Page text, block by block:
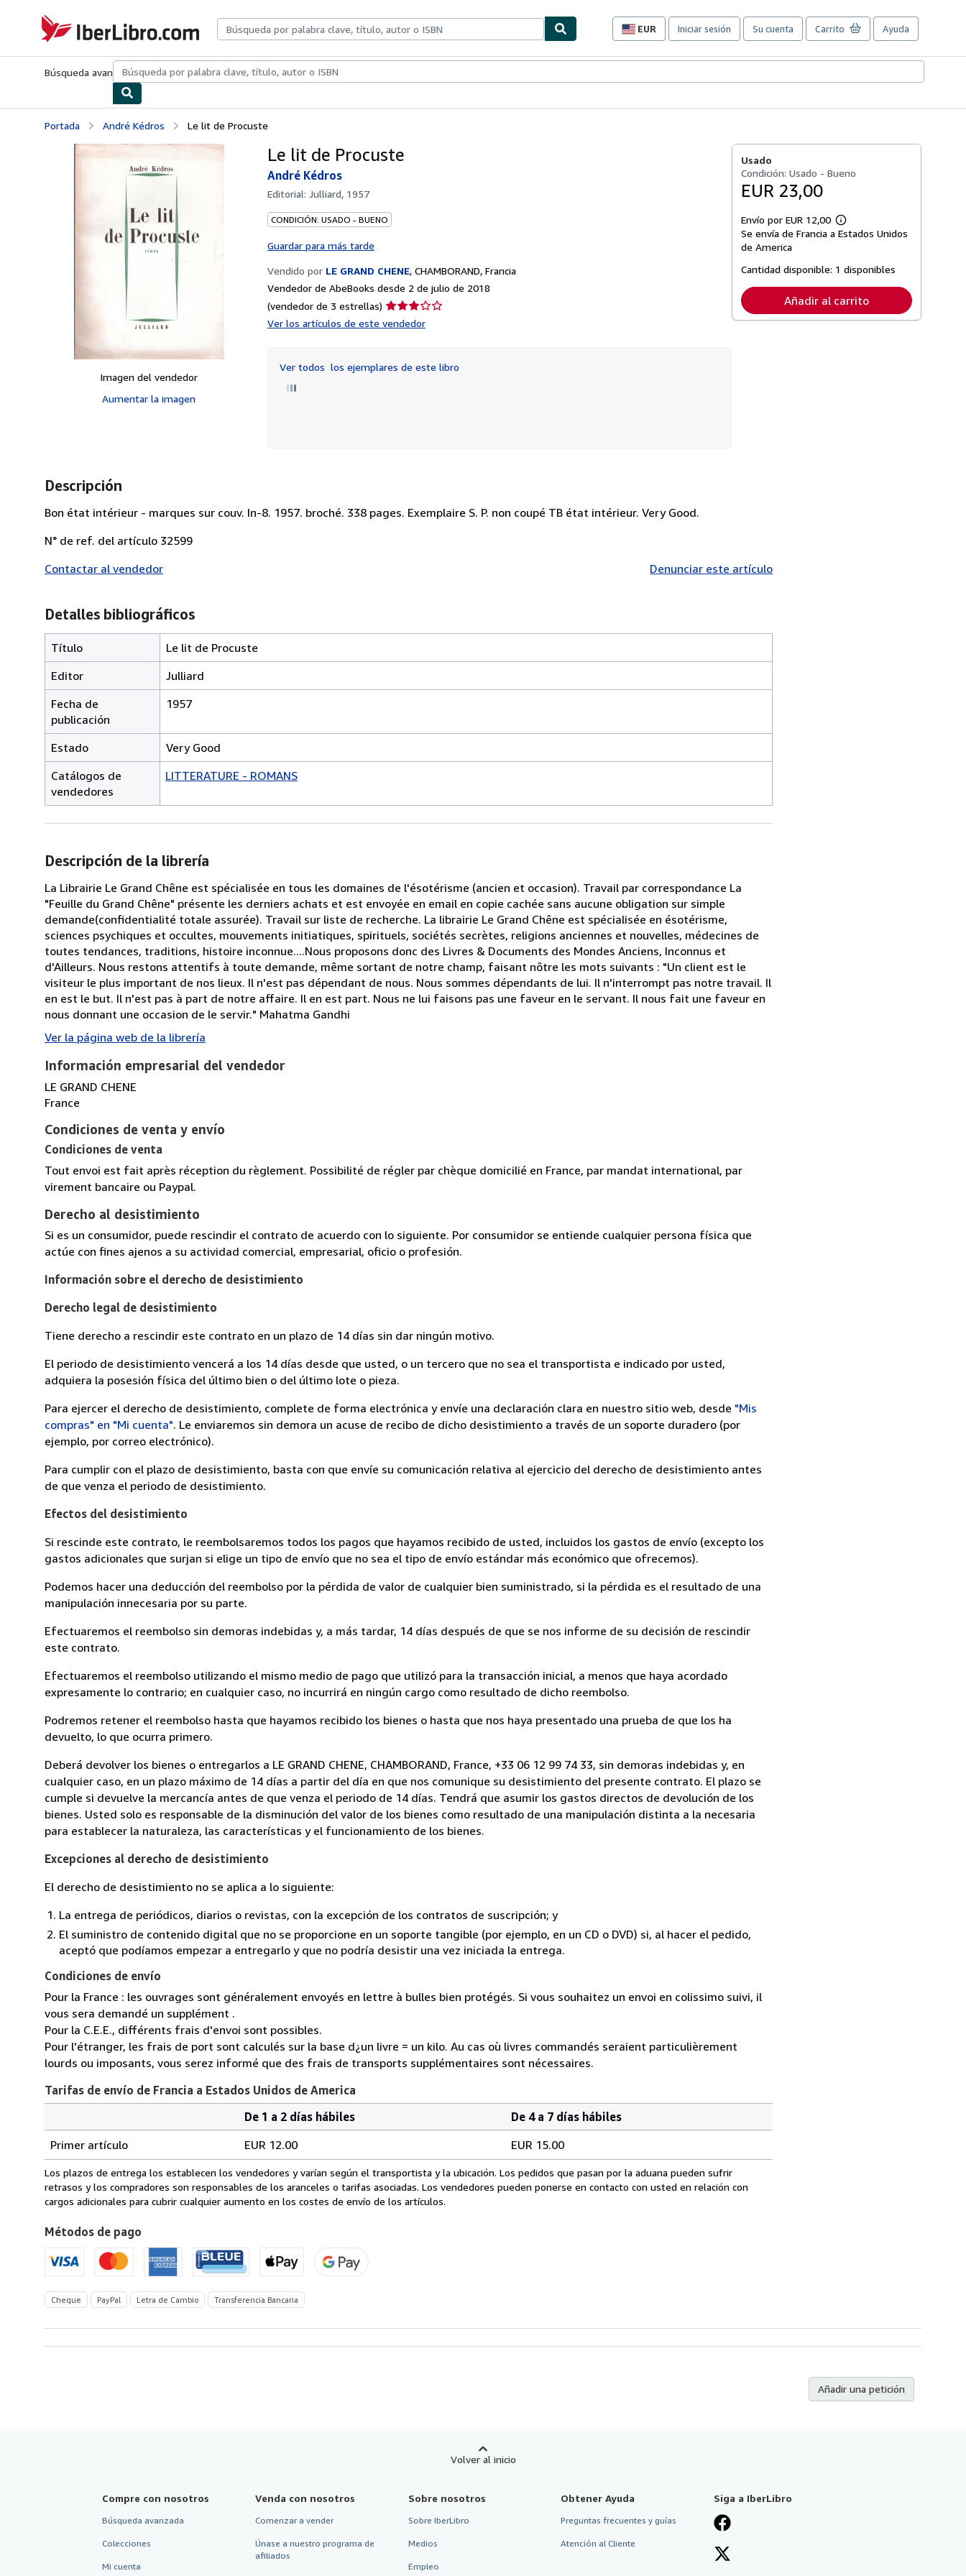
IberLibro.com
EUR
Preferencias
compra
sitio.
Iniciar sesión Su cuenta Carrito Ayuda
Búsqueda avanzadaColecciones Libros antiguosArte y coleccionismo
Portada André Kédros Le lit de Procuste
Imagen del vendedor
Aumentar la imagen
Le lit de Procuste
André Kédros
Editorial: Julliard, 1957
CONDICIÓN: USADO - BUENO
Guardar para más tarde
Vendido por LE GRAND CHENE, CHAMBORAND, Francia
Vendedor de AbeBooks desde 2 de julio de 2018
(vendedor de 3 estrellas) Calificación
Ver los artículos de este vendedor
Ver todos los ejemplares de este libro
Usado
Condición: Usado - Bueno
EUR 23,00
Envío por EUR 12,00
Más
información
tarifas
envío
Se envía de Francia a Estados Unidos
de America
Cantidad disponible: 1 disponibles
Añadir al carrito
Descripción
Bon état intérieur - marques sur couv. In-8. 1957. broché. 338 pages. Exemplaire S. P. non coupé TB état intérieur. Very Good.
N° de ref. del artículo 32599
Contactar al vendedor
Denunciar este artículo
Detalles bibliográficos
Título
Le lit de Procuste
Editor
Julliard
Fecha de
publicación
1957
Estado
Very Good
Catálogos de
vendedores
LITTERATURE - ROMANS
Descripción de la librería
La Librairie Le Grand Chêne est spécialisée en tous les domaines de l'ésotérisme (ancien et occasion). Travail par correspondance La
"Feuille du Grand Chêne" présente les derniers achats et est envoyée en email en copie cachée sans aucune obligation sur simple
demande(confidentialité totale assurée). Travail sur liste de recherche. La librairie Le Grand Chêne est spécialisée en ésotérisme,
sciences psychiques et occultes, mouvements initiatiques, spirituels, sociétés secrètes, religions anciennes et nouvelles, médecines de
toutes tendances, traditions, histoire inconnue....Nous proposons donc des Livres & Documents des Mondes Anciens, Inconnus et
d'Ailleurs. Nous restons attentifs à toute demande, même sortant de notre champ, faisant nôtre les mots suivants : "Un client est le
visiteur le plus important de nos lieux. Il n'est pas dépendant de nous. Nous sommes dépendants de lui. Il n'interrompt pas notre travail. Il
en est le but. Il n'est pas à part de notre affaire. Il en est part. Nous ne lui faisons pas une faveur en le servant. Il nous fait une faveur en
nous donnant une occasion de le servir." Mahatma Gandhi
Ver la página web de la librería
Información empresarial del vendedor
LE GRAND CHENE
France
Condiciones de venta y envío
Condiciones de venta
Tout envoi est fait après réception du règlement. Possibilité de régler par chèque domicilié en France, par mandat international, par
virement bancaire ou Paypal.
Derecho al desistimiento
Si es un consumidor, puede rescindir el contrato de acuerdo con lo siguiente. Por consumidor se entiende cualquier persona física que
actúe con fines ajenos a su actividad comercial, empresarial, oficio o profesión.
Información sobre el derecho de desistimiento
Derecho legal de desistimiento
Tiene derecho a rescindir este contrato en un plazo de 14 días sin dar ningún motivo.
El periodo de desistimiento vencerá a los 14 días desde que usted, o un tercero que no sea el transportista e indicado por usted,
adquiera la posesión física del último bien o del último lote o pieza.
Para ejercer el derecho de desistimiento, complete de forma electrónica y envíe una declaración clara en nuestro sitio web, desde "Mis
compras" en "Mi cuenta". Le enviaremos sin demora un acuse de recibo de dicho desistimiento a través de un soporte duradero (por
ejemplo, por correo electrónico).
Para cumplir con el plazo de desistimiento, basta con que envíe su comunicación relativa al ejercicio del derecho de desistimiento antes
de que venza el periodo de desistimiento.
Efectos del desistimiento
Si rescinde este contrato, le reembolsaremos todos los pagos que hayamos recibido de usted, incluidos los gastos de envío (excepto los
gastos adicionales que surjan si elige un tipo de envío que no sea el tipo de envío estándar más económico que ofrecemos).
Podemos hacer una deducción del reembolso por la pérdida de valor de cualquier bien suministrado, si la pérdida es el resultado de una
manipulación innecesaria por su parte.
Efectuaremos el reembolso sin demoras indebidas y, a más tardar, 14 días después de que se nos informe de su decisión de rescindir
este contrato.
Efectuaremos el reembolso utilizando el mismo medio de pago que utilizó para la transacción inicial, a menos que haya acordado
expresamente lo contrario; en cualquier caso, no incurrirá en ningún cargo como resultado de dicho reembolso.
Podremos retener el reembolso hasta que hayamos recibido los bienes o hasta que nos haya presentado una prueba de que los ha
devuelto, lo que ocurra primero.
Deberá devolver los bienes o entregarlos a LE GRAND CHENE, CHAMBORAND, France, +33 06 12 99 74 33, sin demoras indebidas y, en
cualquier caso, en un plazo máximo de 14 días a partir del día en que nos comunique su desistimiento del presente contrato. El plazo se
cumple si devuelve la mercancía antes de que venza el periodo de 14 días. Tendrá que asumir los gastos directos de devolución de los
bienes. Usted solo es responsable de la disminución del valor de los bienes como resultado de una manipulación distinta a la necesaria
para establecer la naturaleza, las características y el funcionamiento de los bienes.
Excepciones al derecho de desistimiento
El derecho de desistimiento no se aplica a lo siguiente:
La entrega de periódicos, diarios o revistas, con la excepción de los contratos de suscripción; y
El suministro de contenido digital que no se proporcione en un soporte tangible (por ejemplo, en un CD o DVD) si, al hacer el pedido,
aceptó que podíamos empezar a entregarlo y que no podría desistir una vez iniciada la entrega.
Condiciones de envío
Pour la France : les ouvrages sont généralement envoyés en lettre à bulles bien protégés. Si vous souhaitez un envoi en colissimo suivi, il
vous sera demandé un supplément .
Pour la C.E.E., différents frais d'envoi sont possibles.
Pour l'étranger, les frais de port sont calculés sur la base d¿un livre = un kilo. Au cas où livres commandés seraient particulièrement
lourds ou imposants, vous serez informé que des frais de transports supplémentaires sont nécessaires.
Tarifas de envío de Francia a Estados Unidos de America
de
envío
de
Francia
Estados
Unidos
de
America
pedido
De 1 a 2 días hábiles
De 4 a 7 días hábiles
Primer artículo
EUR 12.00 EUR 15.00
Los plazos de entrega los establecen los vendedores y varían según el transportista y la ubicación. Los pedidos que pasan por la aduana pueden sufrir
retrasos y los compradores son responsables de los aranceles o tarifas asociadas. Los vendedores pueden ponerse en contacto con usted en relación con
cargos adicionales para cubrir cualquier aumento en los costes de envío de los artículos.
Métodos de pago
Cheque PayPal Letra de Cambio Transferencia Bancaria
Añadir una petición
Volver al inicio
Compre con nosotros
Búsqueda avanzada
Colecciones
Mi cuenta
Venda con nosotros
Comenzar a vender
Únase a nuestro programa de
afiliados
Sobre nosotros
Sobre IberLibro
Medios
Empleo
Obtener Ayuda
Preguntas frecuentes y guías
Atención al Cliente
Siga a IberLibro